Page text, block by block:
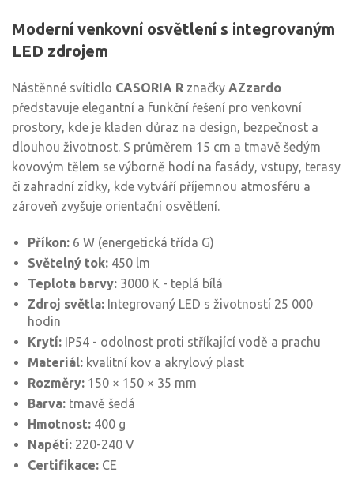
Moderní venkovní osvětlení s integrovaným
LED zdrojem
Nástěnné svítidlo CASORIA R značky AZzardo
představuje elegantní a funkční řešení pro venkovní
prostory, kde je kladen důraz na design, bezpečnost a
dlouhou životnost. S průměrem 15 cm a tmavě šedým
kovovým tělem se výborně hodí na fasády, vstupy, terasy
či zahradní zídky, kde vytváří příjemnou atmosféru a
zároveň zvyšuje orientační osvětlení.
Příkon: 6 W (energetická třída G)
Světelný tok: 450 lm
Teplota barvy: 3000 K - teplá bílá
Zdroj světla: Integrovaný LED s životností 25 000
hodin
Krytí: IP54 - odolnost proti stříkající vodě a prachu
Materiál: kvalitní kov a akrylový plast
Rozměry: 150 × 150 × 35 mm
Barva: tmavě šedá
Hmotnost: 400 g
Napětí: 220-240 V
Certifikace: CE